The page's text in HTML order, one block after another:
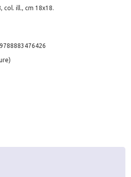
col. ill., cm 18x18.
9788883476426